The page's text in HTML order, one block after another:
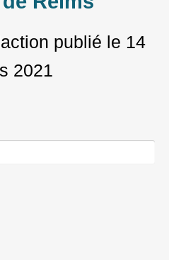
publié le 14
2021